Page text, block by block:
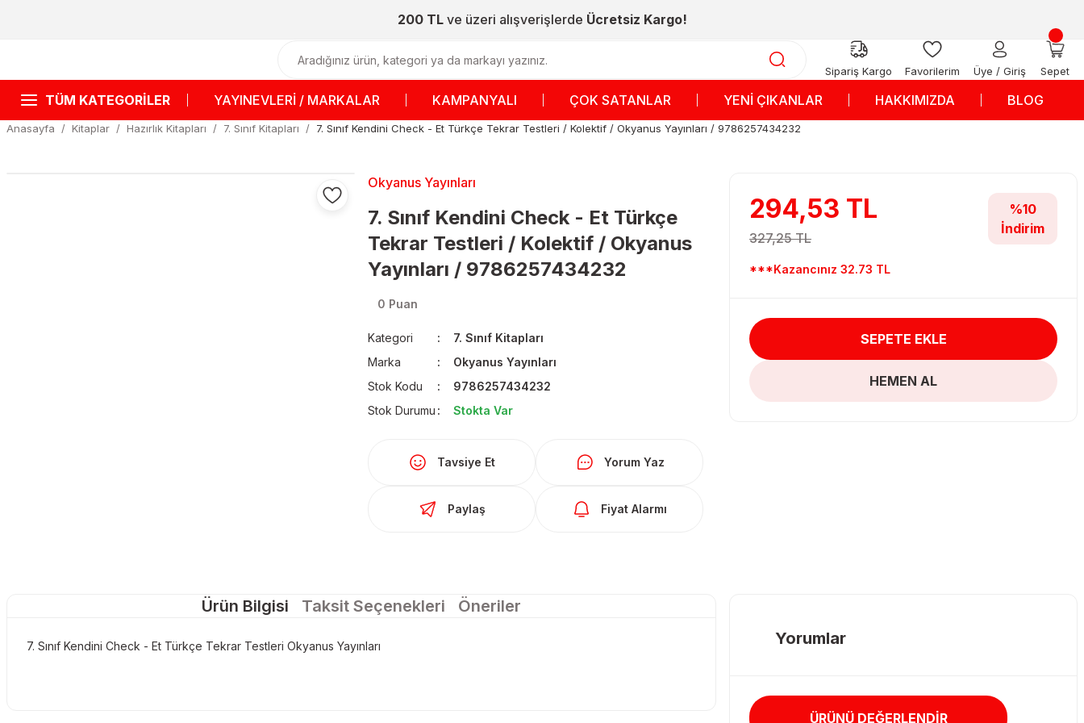
200 TLve üzeri alışverişlerde Ücretsiz Kargo!
Sipariş Kargo Favorilerim Üye / Giriş Sepet
TÜM KATEGORİLER YAYINEVLERİ / MARKALAR KAMPANYALI ÇOK SATANLAR YENİ ÇIKANLAR HAKKIMIZDA BLOG
Anasayfa Kitaplar Hazırlık Kitapları 7. Sınıf Kitapları 7. Sınıf Kendini Check - Et Türkçe Tekrar Testleri / Kolektif / Okyanus Yayınları / 9786257434232
Okyanus Yayınları
7. Sınıf Kendini Check - Et Türkçe
Tekrar Testleri / Kolektif / Okyanus
Yayınları / 9786257434232
0 Puan
Kategori
7. Sınıf Kitapları
Marka
Okyanus Yayınları
Stok Kodu
9786257434232
Stok Durumu
Stokta Var
Tavsiye Et Yorum Yaz
Paylaş Fiyat Alarmı
294,53 TL
327,25 TL
***Kazancınız 32.73 TL
%10
İndirim
SEPETE EKLE
HEMEN AL
Ürün Bilgisi Taksit Seçenekleri Öneriler
7. Sınıf Kendini Check - Et Türkçe Tekrar Testleri Okyanus Yayınları Yorumlar
ÜRÜNÜ DEĞERLENDİR